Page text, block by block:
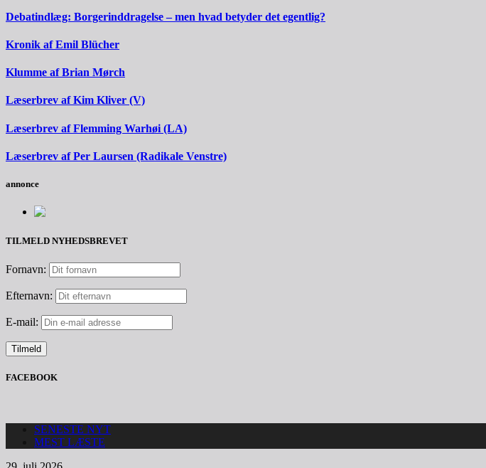
Debatindlæg: Borgerinddragelse – men hvad betyder det egentlig?
Kronik af Emil Blücher
Klumme af Brian Mørch
Læserbrev af Kim Kliver (V)
Læserbrev af Flemming Warhøi (LA)
Læserbrev af Per Laursen (Radikale Venstre)
annonce
TILMELD NYHEDSBREVET
Fornavn:
Efternavn:
E-mail:
FACEBOOK
SENESTE NYT
MEST LÆSTE